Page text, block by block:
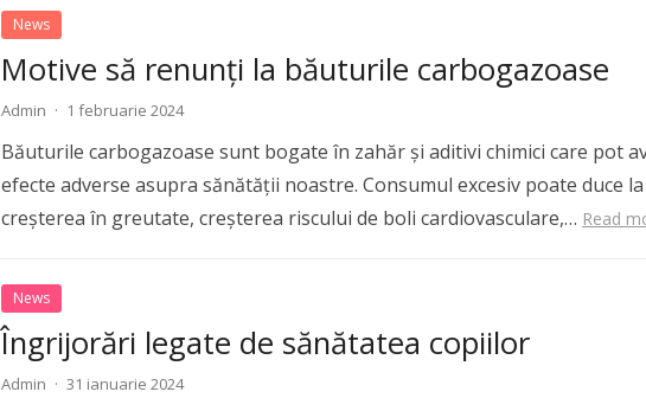
News
Motive să renunți la băuturile carbogazoase
Admin · 1 februarie 2024
Băuturile carbogazoase sunt bogate în zahăr și aditivi chimici care pot
efecte adverse asupra sănătății noastre. Consumul excesiv poate duce la
creșterea în greutate, creșterea riscului de boli cardiovasculare,… Read
News
Îngrijorări legate de sănătatea copiilor
Admin · 31 ianuarie 2024